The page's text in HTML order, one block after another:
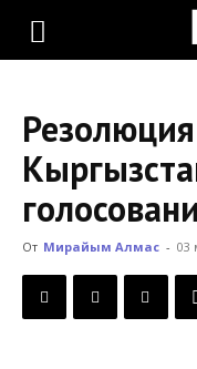
KLOOP.KG
Новости
Кыргызстана
От Мирайым Алмас - 03